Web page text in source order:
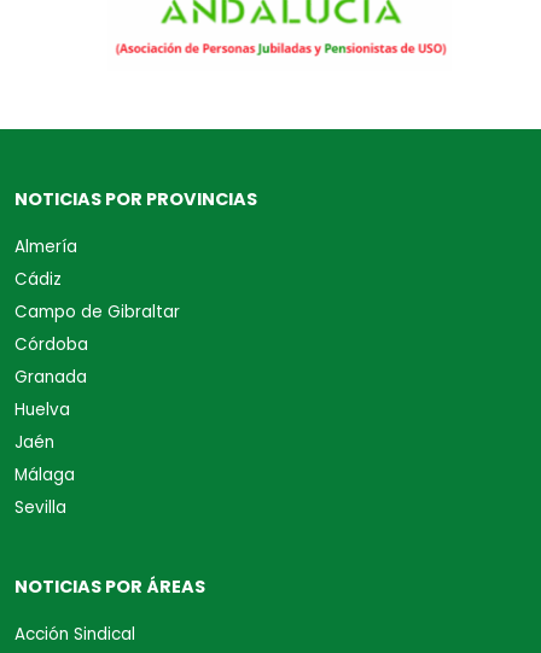
NOTICIAS POR PROVINCIAS
Almería
Cádiz
Campo de Gibraltar
Córdoba
Granada
Huelva
Jaén
Málaga
Sevilla
NOTICIAS POR ÁREAS
Acción Sindical